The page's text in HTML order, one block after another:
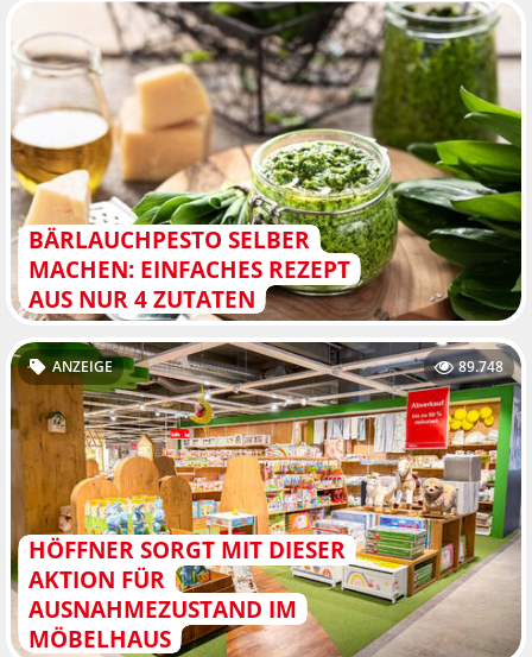
BÄRLAUCHPESTO SELBER
MACHEN: EINFACHES REZEPT
AUS NUR 4 ZUTATEN
HÖFFNER SORGT MIT DIESER
AKTION FÜR
AUSNAHMEZUSTAND IM
MÖBELHAUS
ANZEIGE 89.748